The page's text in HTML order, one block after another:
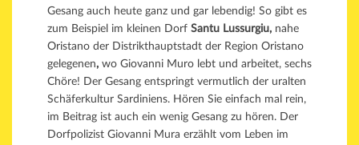
Gesang auch heute ganz und gar lebendig! So gibt es
zum Beispiel im kleinen Dorf Santu Lussurgiu, nahe
Oristano der Distrikthauptstadt der Region Oristano
gelegenen, wo Giovanni Muro lebt und arbeitet, sechs
Chöre! Der Gesang entspringt vermutlich der uralten
Schäferkultur Sardiniens. Hören Sie einfach mal rein,
im Beitrag ist auch ein wenig Gesang zu hören. Der
Dorfpolizist Giovanni Mura erzählt vom Leben im